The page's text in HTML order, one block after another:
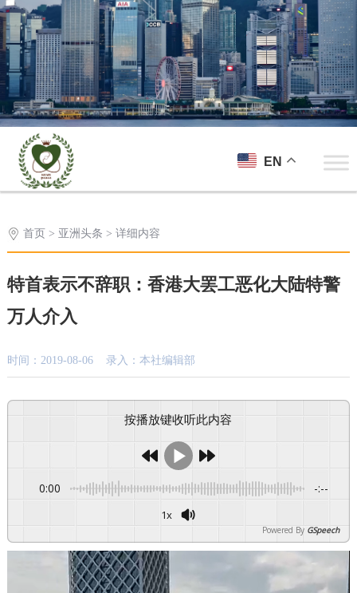
EN
首页 > 亚洲头条 > 详细内容
特首表示不辞职：香港大罢工恶化大陆特警
万人介入
时间：2019-08-06 录入：本社编辑部
按播放键收听此内容
0:00 -:--
1x
Powered By GSpeech